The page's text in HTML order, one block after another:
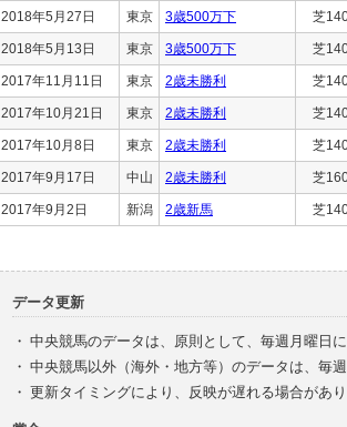
2018年5月27日 東京 3歳500万下 芝
2018年5月13日 東京 3歳500万下 芝
2017年11月11日 東京 2歳未勝利 芝
2017年10月21日 東京 2歳未勝利 芝
2017年10月8日 東京 2歳未勝利 芝
2017年9月17日 中山 2歳未勝利 芝
2017年9月2日 新潟 2歳新馬 芝
データ更新
・ 中央競馬のデータは、原則として、毎週月曜日
・ 中央競馬以外（海外・地方等）のデータは、毎
・ 更新タイミングにより、反映が遅れる場合があ